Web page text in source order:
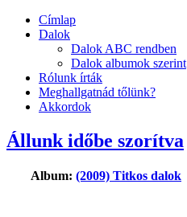
Címlap
Dalok
Dalok ABC rendben
Dalok albumok szerint
Rólunk írták
Meghallgatnád tőlünk?
Akkordok
Állunk időbe szorítva
Album: (2009) Titkos dalok